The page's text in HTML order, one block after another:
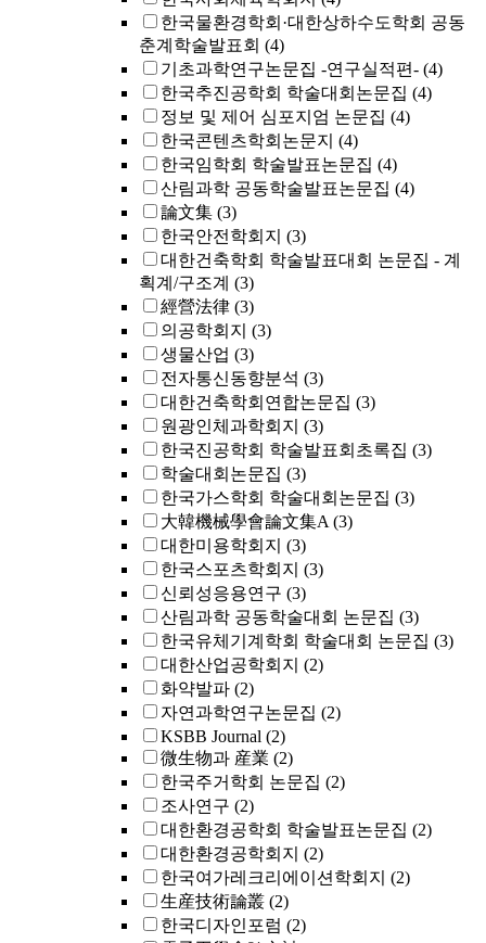
한국물환경학회·대한상하수도학회 공동
춘계학술발표회 (4)
기초과학연구논문집 -연구실적편- (4)
한국추진공학회 학술대회논문집 (4)
정보 및 제어 심포지엄 논문집 (4)
한국콘텐츠학회논문지 (4)
한국임학회 학술발표논문집 (4)
산림과학 공동학술발표논문집 (4)
論文集 (3)
한국안전학회지 (3)
대한건축학회 학술발표대회 논문집 - 계
획계/구조계 (3)
經營法律 (3)
의공학회지 (3)
생물산업 (3)
전자통신동향분석 (3)
대한건축학회연합논문집 (3)
원광인체과학회지 (3)
한국진공학회 학술발표회초록집 (3)
학술대회논문집 (3)
한국가스학회 학술대회논문집 (3)
大韓機械學會論文集A (3)
대한미용학회지 (3)
한국스포츠학회지 (3)
신뢰성응용연구 (3)
산림과학 공동학술대회 논문집 (3)
한국유체기계학회 학술대회 논문집 (3)
대한산업공학회지 (2)
화약발파 (2)
자연과학연구논문집 (2)
KSBB Journal (2)
微生物과 産業 (2)
한국주거학회 논문집 (2)
조사연구 (2)
대한환경공학회 학술발표논문집 (2)
대한환경공학회지 (2)
한국여가레크리에이션학회지 (2)
生産技術論叢 (2)
한국디자인포럼 (2)